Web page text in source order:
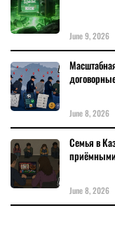
June 9, 2026
June 8, 2026
Семья в
June 8, 2026